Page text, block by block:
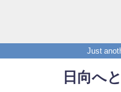
Just
日向へ